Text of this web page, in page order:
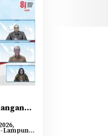
Lampung